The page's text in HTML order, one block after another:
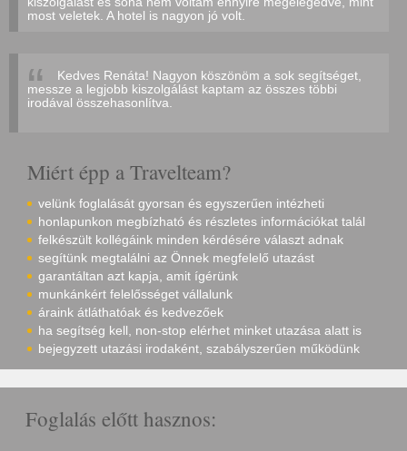
most veletek. A hotel is nagyon jó volt.
Kedves Renáta! Nagyon köszönöm a sok segítséget,
messze a legjobb kiszolgálást kaptam az összes többi
irodával összehasonlítva.
Miért épp a Travelteam?
velünk foglalását gyorsan és egyszerűen intézheti
honlapunkon megbízható és részletes információkat talál
felkészült kollégáink minden kérdésére választ adnak
segítünk megtalálni az Önnek megfelelő utazást
garantáltan azt kapja, amit ígérünk
munkánkért felelősséget vállalunk
áraink átláthatóak és kedvezőek
ha segítség kell, non-stop elérhet minket utazása alatt is
bejegyzett utazási irodaként, szabályszerűen működünk
Foglalás előtt hasznos: